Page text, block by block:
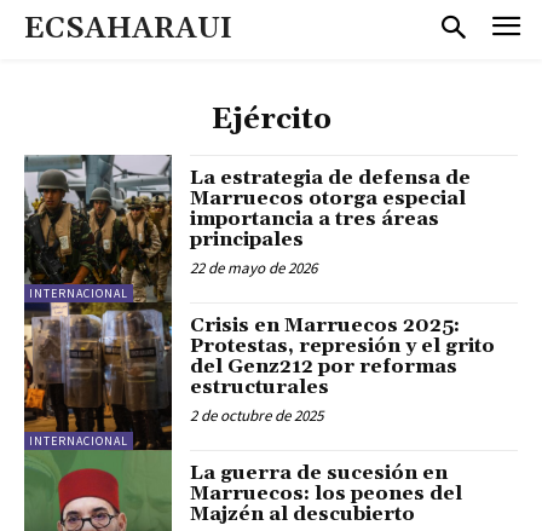
ECSAHARAUI
Ejército
INTERNACIONAL
La estrategia de defensa de
Marruecos otorga especial
importancia a tres áreas
principales
22 de mayo de 2026
INTERNACIONAL
Crisis en Marruecos 2025:
Protestas, represión y el grito
del Genz212 por reformas
estructurales
2 de octubre de 2025
La guerra de sucesión en
Marruecos: los peones del
Majzén al descubierto